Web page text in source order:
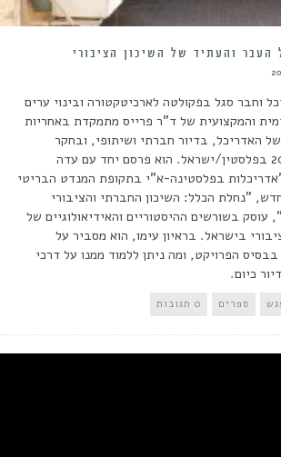
והעתיד של השיכון הציבורי
וחבר סגל בפקולטה לארכיטקטורה ובינוי ערים
והמקצועית של ד"ר פרייס מתמקדת באחריות
האדריכל, בדיור חברתי ושיתופי, ובחקר
הארכיטקטורה במאה-20 בפלסטין/ישראל. הוא פרסם יחד עם עדה
בפלסטינה-א"י בתקופת המנדט הבריטי
ספרו החדש, "נחלת הכלל: השיכון החברתי והציבורי
בישראל, 1945 - 1967", עוסק בשורשים ההיסטוריים והאידיאולוגיים של
בישראל. בראיון עימו, הוא מסביר על
בבסיס הפרויקט, ומה ניתן ללמוד ממנו על דרכי
כיום.
ספרים 0 תגובות